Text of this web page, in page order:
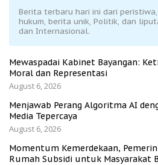
Berita terbaru hari ini dari
hukum, berita unik, Politik, dan
dan Internasional.
Mewaspadai Kabinet Bayangan:
Moral dan Representasi
August 6, 2026
Menjawab Perang Algoritma AI
Media Tepercaya
August 6, 2026
Momentum Kemerdekaan,
Rumah Subsidi untuk Masyarakat